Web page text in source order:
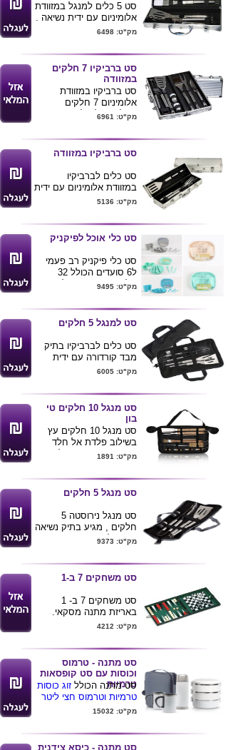
סט 5 כלים למנגל במזוודת
אלומיניום עם ידית נשיאה .
38X13 ס"מ
אלומניום למיתוג באמצעות
חריטת לייזר או הדפסה .
מק"ט: 6498
סט ברביקיו 7 חלקים
במזוודה
סט ברביקיו במזוודת
אלומיניום 7 חלקים
מפלדת אל חלד . ניתן
לוחית אלומיניום .
מק"ט: 6961
סט ברביקיו במזוודה
סט כלים לברביקיו
במזוודת אלומיניום עם ידית
אחיזה.
איכותיים ממתכת , ניתן
להדפיס לוגו ע"ג הסט
כלים לברביקיו .
מק"ט: 5136
סט כלי אוכל לפיקניק
סט כלי פיקניק רב פעמי
ל6 סועדים הכולל 32
חלקים , כוסות , צלחות ,
מגיע בצבעים לפי תמונה.
ניתן להדפיס לוגו ע"ג
המוצר .
מק"ט: 9495
סט למנגל 5 חלקים
סט כלים לברביקיו בתיק
מבד קורדורה עם ידית
אחיזה נוחה במיוחד.
איכותיים ממתכת , ניתן
להדפיס לוגו ע"ג הסט
כלים לברביקיו .
35*25 פתוח
מק"ט: 6005
סט מנגל 10 חלקים טי
בון
סט מנגל 10 חלקים עץ
בשילוב פלדת אל חלד
איכותי בתיק מתקפל .
44X13X9 ס"מ
ניתן להדפיס לוגו ע"ג
המוצר
מק"ט: 1891
סט מנגל 5 חלקים
סט מנגל נירוסטה 5
חלקים , מגיע בתיק נשיאה
מתקפל .
המוצר
מק"ט: 9373
סט משחקים 7 ב-1
סט משחקים 7 ב- 1
באריזת מתנה מסקאי.
מידה : 22.5X22.5 ס"מ
מק"ט: 4212
סט מתנה - טרמוס
וכוסות עם סט קופסאות
טרמיות
סט מתנה הכולל זוג כוסות
טרמיות וטרמוס חצי ליטר
תואם מק"ט 1403
בנפח 1.95 ליטר שומרות
חום / קור מק"ט 1821
מק"ט: 15032
סט מתנה - כיסא צידנית